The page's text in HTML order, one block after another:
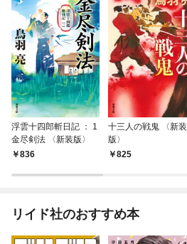
浮雲十四郎斬日記 ： 1
金尽剣法 〈新装版〉
836
十三人の戦鬼 〈新装
版〉
825
リイド社のおすすめ本